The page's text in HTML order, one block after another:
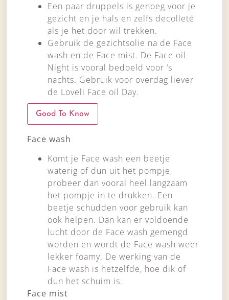
Een paar druppels is genoeg voor je
gezicht en je hals en zelfs decolleté
als je het door wil trekken.
Gebruik de gezichtsolie na de Face
wash en de Face mist. De Face oil
Night is vooral bedoeld voor ‘s
nachts. Gebruik voor overdag liever
de Loveli Face oil Day.
Good To Know
Face wash
Komt je Face wash een beetje
waterig of dun uit het pompje,
probeer dan vooral heel langzaam
het pompje in te drukken. Een
beetje schudden voor gebruik kan
ook helpen. Dan kan er voldoende
lucht door de Face wash gemengd
worden en wordt de Face wash weer
lekker foamy. De werking van de
Face wash is hetzelfde, hoe dik of
dun het schuim is.
Face mist